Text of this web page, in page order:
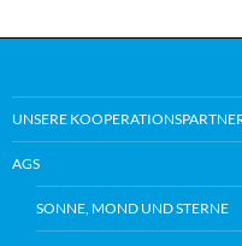
UNSERE
AGS
SONNE, MOND UND STERNE